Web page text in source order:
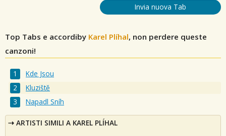
Invia nuova Tab
Top Tabs e accordiby Karel Plíhal, non perdere queste
canzoni!
Kde Jsou
Kluziště
Napadl Sníh
ARTISTI SIMILI A KAREL PLÍHAL